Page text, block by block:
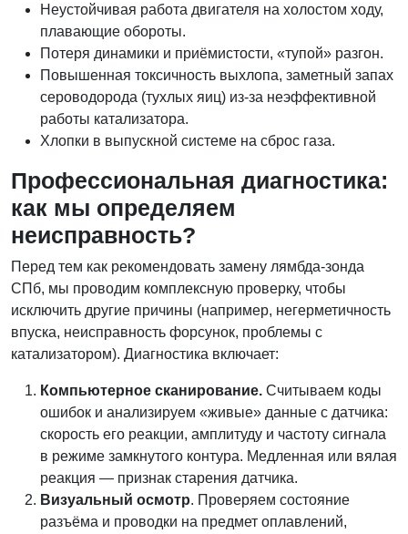
Неустойчивая работа двигателя на холостом ходу,
плавающие обороты.
Потеря динамики и приёмистости, «тупой» разгон.
Повышенная токсичность выхлопа, заметный запах
сероводорода (тухлых яиц) из-за неэффективной
работы катализатора.
Хлопки в выпускной системе на сброс газа.
Профессиональная диагностика:
как мы определяем
неисправность?
Перед тем как рекомендовать замену лямбда-зонда
СПб, мы проводим комплексную проверку, чтобы
исключить другие причины (например, негерметичность
впуска, неисправность форсунок, проблемы с
катализатором). Диагностика включает:
Компьютерное сканирование. Считываем коды
ошибок и анализируем «живые» данные с датчика:
скорость его реакции, амплитуду и частоту сигнала
в режиме замкнутого контура. Медленная или вялая
реакция — признак старения датчика.
Визуальный осмотр. Проверяем состояние
разъёма и проводки на предмет оплавлений,